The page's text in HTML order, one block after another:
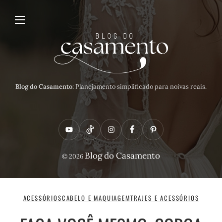
Blog do Casamento:Planejamento simplificado para noivas reais.
Y
o
t
u
T
i
t
o
I
n
t
a
F
a
e
b
P
i
t
e
© 2026 Blog do Casamento
ACESSÓRIOSCABELO E MAQUIAGEMTRAJES E ACESSÓRIOS